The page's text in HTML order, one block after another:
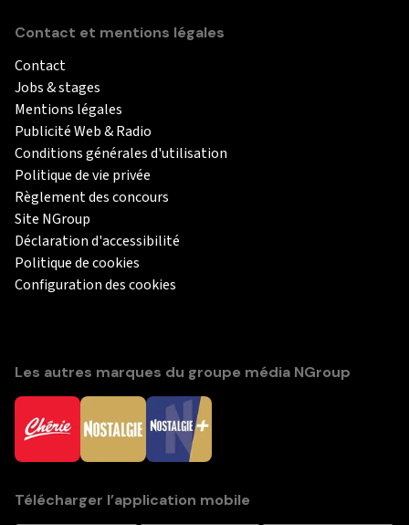
Contact et mentions légales
Contact
Jobs & stages
Mentions légales
Publicité Web & Radio
Conditions générales d'utilisation
Politique de vie privée
Règlement des concours
Site NGroup
Déclaration d'accessibilité
Politique de cookies
Configuration des cookies
Les autres marques du groupe média NGroup
Télécharger l’application mobile